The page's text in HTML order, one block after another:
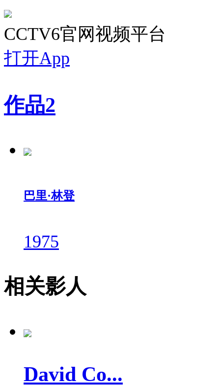
CCTV6官网视频平台
打开App
作品2
巴里·林登
1975
相关影人
David Co...